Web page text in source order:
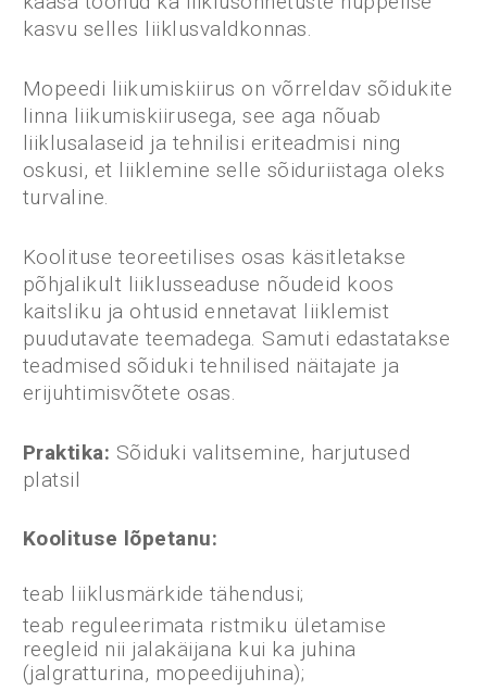
kasvu selles liiklusvaldkonnas.
Mopeedi liikumiskiirus on võrreldav sõidukite
linna liikumiskiirusega, see aga nõuab
liiklusalaseid ja tehnilisi eriteadmisi ning
oskusi, et liiklemine selle sõiduriistaga oleks
turvaline.
Koolituse teoreetilises osas käsitletakse
põhjalikult liiklusseaduse nõudeid koos
kaitsliku ja ohtusid ennetavat liiklemist
puudutavate teemadega. Samuti edastatakse
teadmised sõiduki tehnilised näitajate ja
erijuhtimisvõtete osas.
Praktika: Sõiduki valitsemine, harjutused
platsil
Koolituse lõpetanu:
teab liiklusmärkide tähendusi;
teab reguleerimata ristmiku ületamise
reegleid nii jalakäijana kui ka juhina
(jalgratturina, mopeedijuhina);